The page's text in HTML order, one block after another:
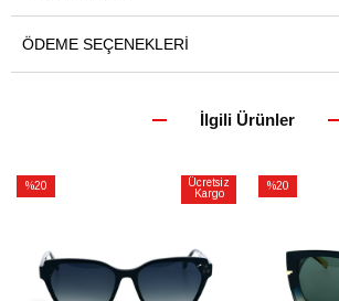
ÖDEME SEÇENEKLERI
İlgili Ürünler
%20
Ücretsiz
Kargo
%20